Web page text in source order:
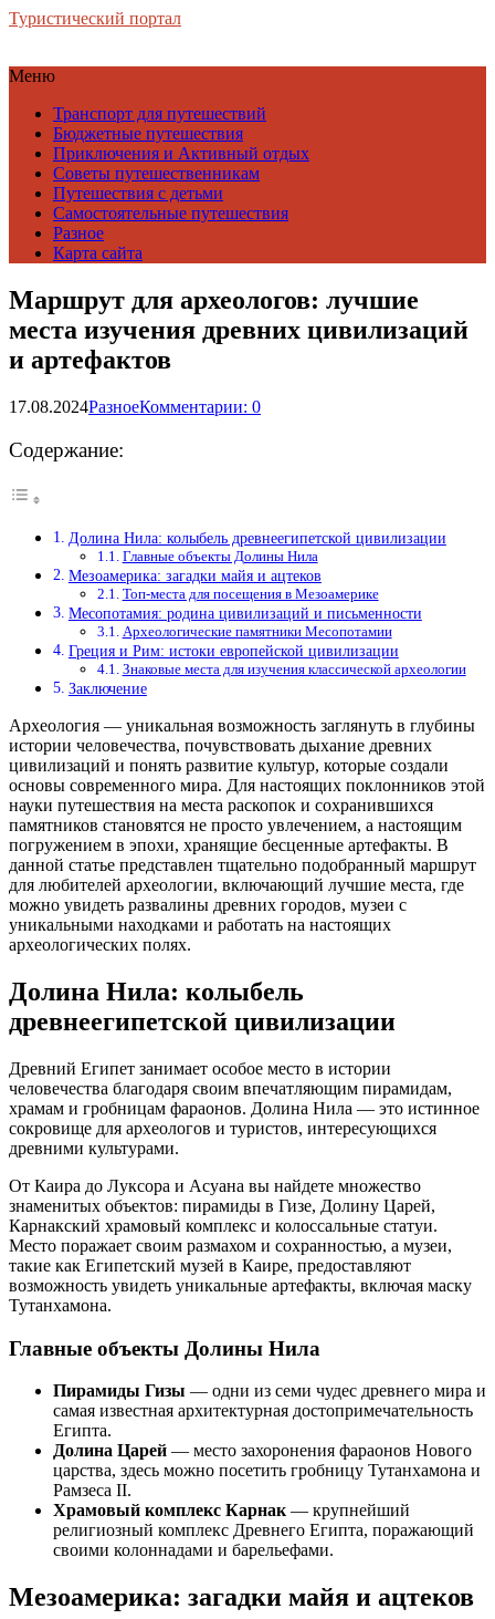
Туристический портал
Меню
Транспорт для путешествий
Бюджетные путешествия
Приключения и Активный отдых
Советы путешественникам
Путешествия с детьми
Самостоятельные путешествия
Разное
Карта сайта
Маршрут для археологов: лучшие
места изучения древних цивилизаций
и артефактов
17.08.2024РазноеКомментарии: 0
Содержание:
Долина Нила: колыбель древнеегипетской цивилизации
Главные объекты Долины Нила
Мезоамерика: загадки майя и ацтеков
Топ-места для посещения в Мезоамерике
Месопотамия: родина цивилизаций и письменности
Археологические памятники Месопотамии
Греция и Рим: истоки европейской цивилизации
Знаковые места для изучения классической археологии
Заключение
Археология — уникальная возможность заглянуть в глубины
истории человечества, почувствовать дыхание древних
цивилизаций и понять развитие культур, которые создали
основы современного мира. Для настоящих поклонников этой
науки путешествия на места раскопок и сохранившихся
памятников становятся не просто увлечением, а настоящим
погружением в эпохи, хранящие бесценные артефакты. В
данной статье представлен тщательно подобранный маршрут
для любителей археологии, включающий лучшие места, где
можно увидеть развалины древних городов, музеи с
уникальными находками и работать на настоящих
археологических полях.
Долина Нила: колыбель
древнеегипетской цивилизации
Древний Египет занимает особое место в истории
человечества благодаря своим впечатляющим пирамидам,
храмам и гробницам фараонов. Долина Нила — это истинное
сокровище для археологов и туристов, интересующихся
древними культурами.
От Каира до Луксора и Асуана вы найдете множество
знаменитых объектов: пирамиды в Гизе, Долину Царей,
Карнакский храмовый комплекс и колоссальные статуи.
Место поражает своим размахом и сохранностью, а музеи,
такие как Египетский музей в Каире, предоставляют
возможность увидеть уникальные артефакты, включая маску
Тутанхамона.
Главные объекты Долины Нила
Пирамиды Гизы — одни из семи чудес древнего мира и
самая известная архитектурная достопримечательность
Египта.
Долина Царей — место захоронения фараонов Нового
царства, здесь можно посетить гробницу Тутанхамона и
Рамзеса II.
Храмовый комплекс Карнак— крупнейший
религиозный комплекс Древнего Египта, поражающий
своими колоннадами и барельефами.
Мезоамерика: загадки майя и ацтеков